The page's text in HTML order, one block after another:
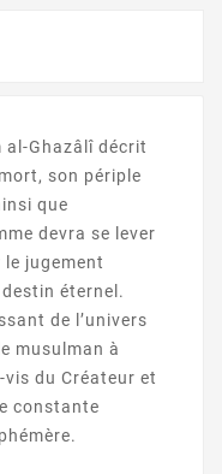
al-Ghazâlî décrit
son périple
que
devra se lever
le jugement
éternel.
de l’univers
musulman à
du Créateur et
constante